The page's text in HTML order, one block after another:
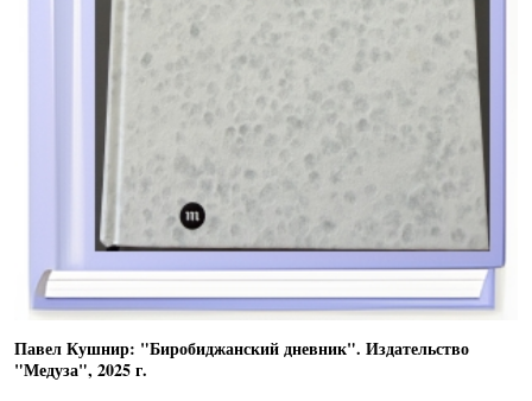
Павел Кушнир: "Биробиджанский дневник". Издательство
"Медуза", 2025 г.